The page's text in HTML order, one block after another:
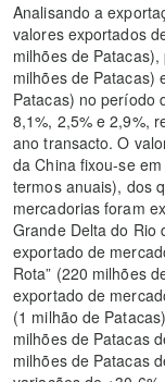
Analisando a
valores exportados
milhões de
milhões de Patacas)
Patacas) no período
8,1%, 2,5% e 2,9%,
ano transacto. O
da China fixou-se
termos anuais), dos
mercadorias foram
Grande Delta do Rio
exportado de
Rota” (220 milhões
exportado de
(1 milhão de
milhões de Patacas
milhões de Patacas